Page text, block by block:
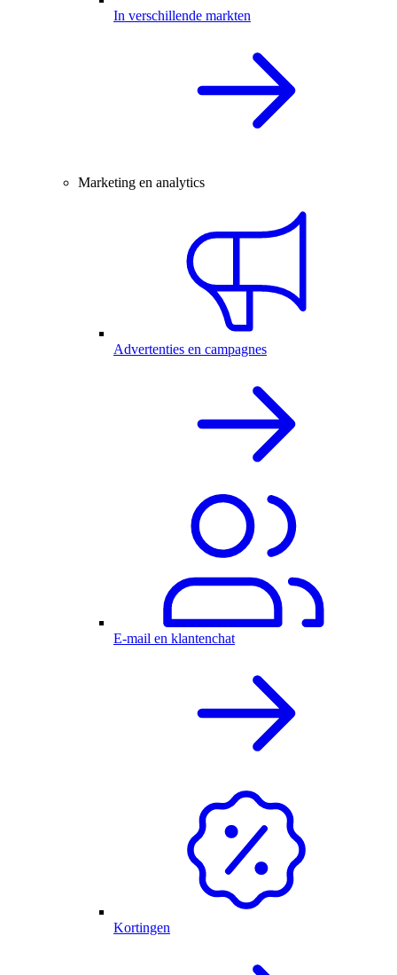
In verschillende markten
Marketing en analytics
Advertenties en campagnes
E-mail en klantenchat
Kortingen